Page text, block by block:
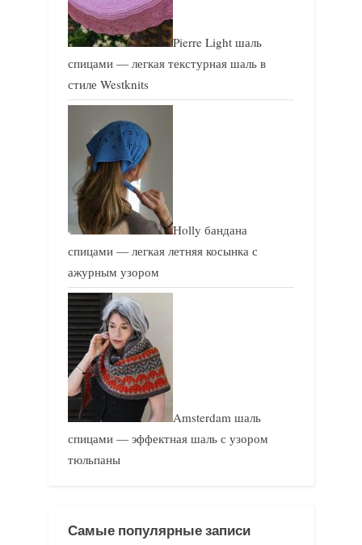
Pierre Light шаль
спицами — легкая текстурная шаль в
стиле Westknits
Holly бандана
спицами — легкая летняя косынка с
ажурным узором
Amsterdam шаль
спицами — эффектная шаль с узором
тюльпаны
Самые популярные записи